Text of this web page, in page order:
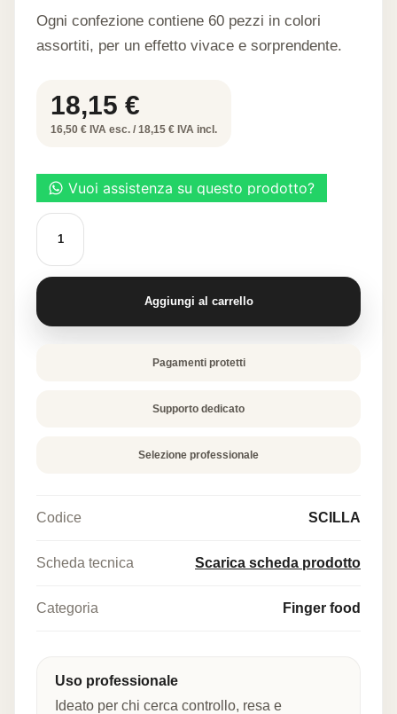
Ogni confezione contiene 60 pezzi in colori
assortiti, per un effetto vivace e sorprendente.
18,15 €
16,50 € IVA esc. / 18,15 € IVA incl.
Cialda
alimentare
"Scilla"
quantità
Aggiungi al carrello
Pagamenti protetti
Supporto dedicato
Selezione professionale
Codice SCILLA
Scheda tecnica Scarica scheda prodotto
Categoria Finger food
Uso professionale
Ideato per chi cerca controllo, resa e